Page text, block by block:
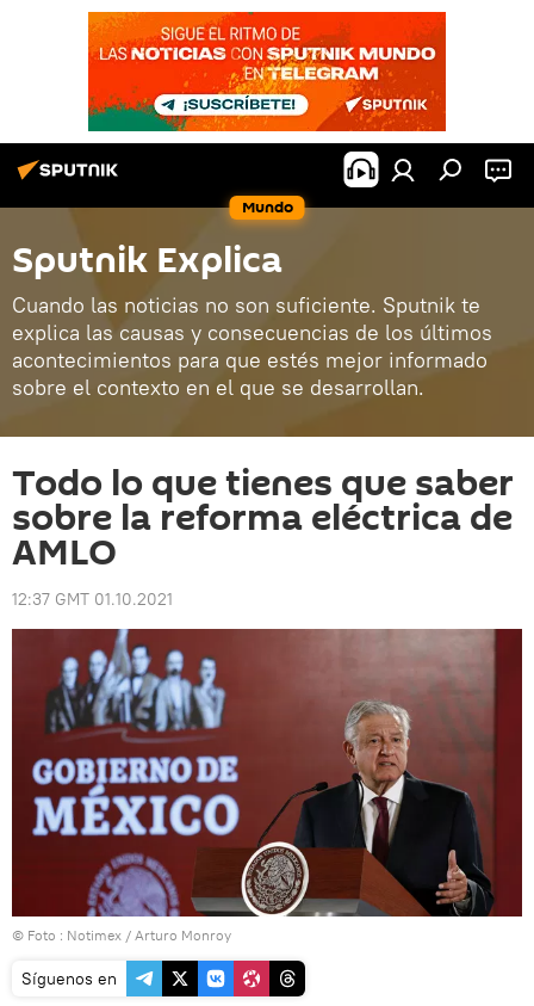
Mundo
Sputnik Explica
Cuando las noticias no son suficiente. Sputnik te
explica las causas y consecuencias de los últimos
acontecimientos para que estés mejor informado
sobre el contexto en el que se desarrollan.
Todo lo que tienes que saber
sobre la reforma eléctrica de
AMLO
12:37 GMT 01.10.2021
© Foto : Notimex / Arturo Monroy
Síguenos en